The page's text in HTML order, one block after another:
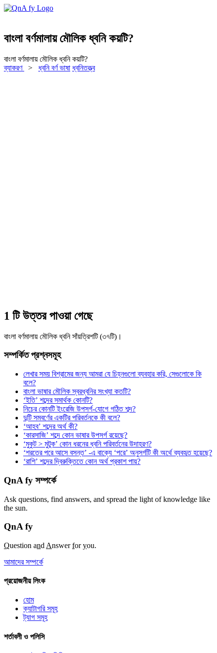
বাংলা বর্ণমালায় মৌলিক ধ্বনি কয়টি?
বাংলা বর্ণমালায় মৌলিক ধ্বনি কয়টি?
ব্যাকরণ
> ধ্বনি বর্ণ ভাষা ধ্বনিতত্ত্ব
1 টি উত্তর পাওয়া গেছে
বাংলা বর্ণমালায় মৌলিক ধ্বনি সাঁয়ত্রিশটি (৩৭টি)।
সম্পর্কিত প্রশ্নসমূহ
লেখার সময় বিশ্রামের জন্য আমরা যে চিহ্নগুলো ব্যবহার করি, সেগুলোকে কি
বলে?
বাংলা ভাষার মৌলিক স্বরধ্বনির সংখ্যা কতটি?
‘ইতি’ শব্দের সমার্থক কোনটি?
নিচের কোনটি ইংরেজি উপসর্গ-যোগে গঠিত শব্দ?
দুটি সমবর্ণের একটির পরিবর্তনকে কী বলে?
‘আহব’ শব্দের অর্থ কী?
‘কারসাজি’ শব্দে কোন ভাষার উপসর্গ রয়েছে?
‘মুকুট > মুটুক’ কোন ধরনের ধ্বনি পরিবর্তনের উদাহরণ?
‘শরতের পরে আসে বসন্ত’ -এ বাক্যে ‘পরে’ অনুসর্গটি কী অর্থে ব্যবহৃত হয়েছে?
‘রাশি’ শব্দের দ্বিরুক্তিতে কোন অর্থ প্রকাশ পায়?
QnA fy সম্পর্কে
Ask questions, find answers, and spread the light of knowledge like
the sun.
QnAfy
Question and Answerforyou.
আমাদের সম্পর্কে
প্রয়োজনীয় লিংক
হোম
ক্যাটাগরি সমূহ
ট্যাগ সমূহ
শর্তাবলী ও পলিসি